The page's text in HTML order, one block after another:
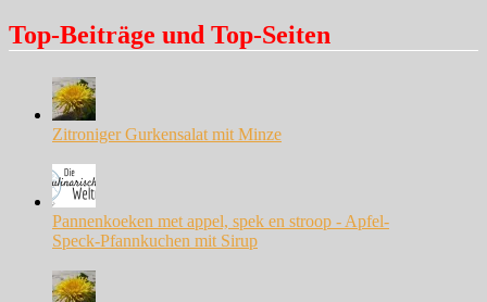
Top-Beiträge und Top-Seiten
Zitroniger Gurkensalat mit Minze
Pannenkoeken met appel, spek en stroop - Apfel-
Speck-Pfannkuchen mit Sirup